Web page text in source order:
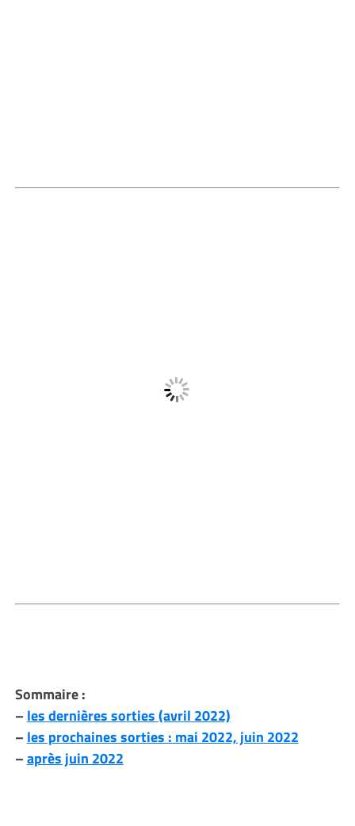
Sommaire :
– les dernières sorties (avril 2022)
– les prochaines sorties : mai 2022, juin 2022
–après juin 2022